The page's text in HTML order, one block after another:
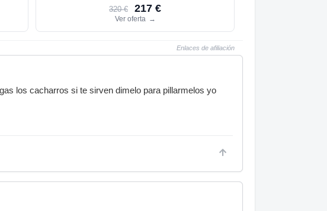
320 € 217 €
Ver oferta →
Enlaces de afiliación
los cacharros si te sirven dimelo para pillarmelos yo